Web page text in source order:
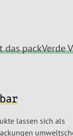
packVerde
lassen sich als